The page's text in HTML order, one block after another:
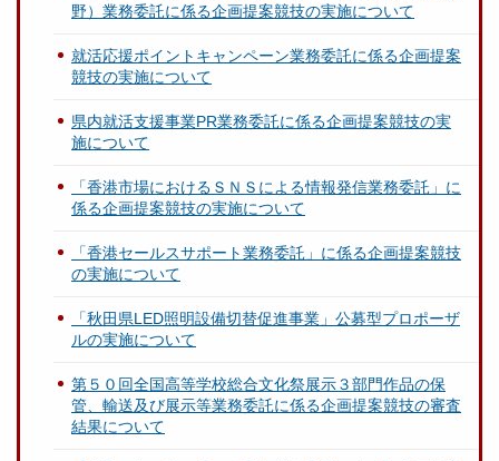
野）業務委託に係る企画提案競技の実施について
就活応援ポイントキャンペーン業務委託に係る企画提案
競技の実施について
県内就活支援事業PR業務委託に係る企画提案競技の実
施について
「香港市場におけるＳＮＳによる情報発信業務委託」に
係る企画提案競技の実施について
「香港セールスサポート業務委託」に係る企画提案競技
の実施について
「秋田県LED照明設備切替促進事業」公募型プロポーザ
ルの実施について
第５０回全国高等学校総合文化祭展示３部門作品の保
管、輸送及び展示等業務委託に係る企画提案競技の審査
結果について